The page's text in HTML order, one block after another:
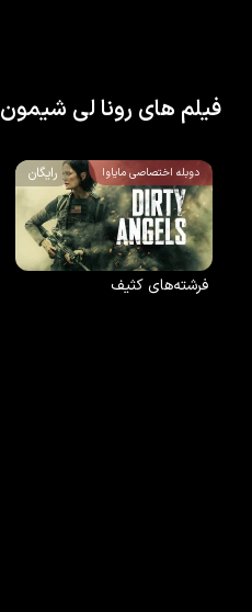
فیلم های رونا لی شیمون
دوبله اختصاصی مایاوا رایگان
فرشته‌های کثیف